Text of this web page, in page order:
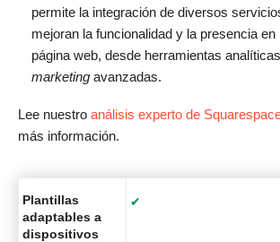
permite la integración de diversos
mejoran la funcionalidad y la presencia en
página web, desde herramientas
marketing avanzadas.
Lee nuestro análisis experto de
más información.
Plantillas
adaptables a
dispositivos
✔